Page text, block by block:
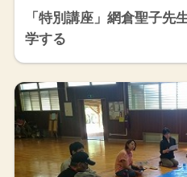
「特別講座」網倉聖子先
学する